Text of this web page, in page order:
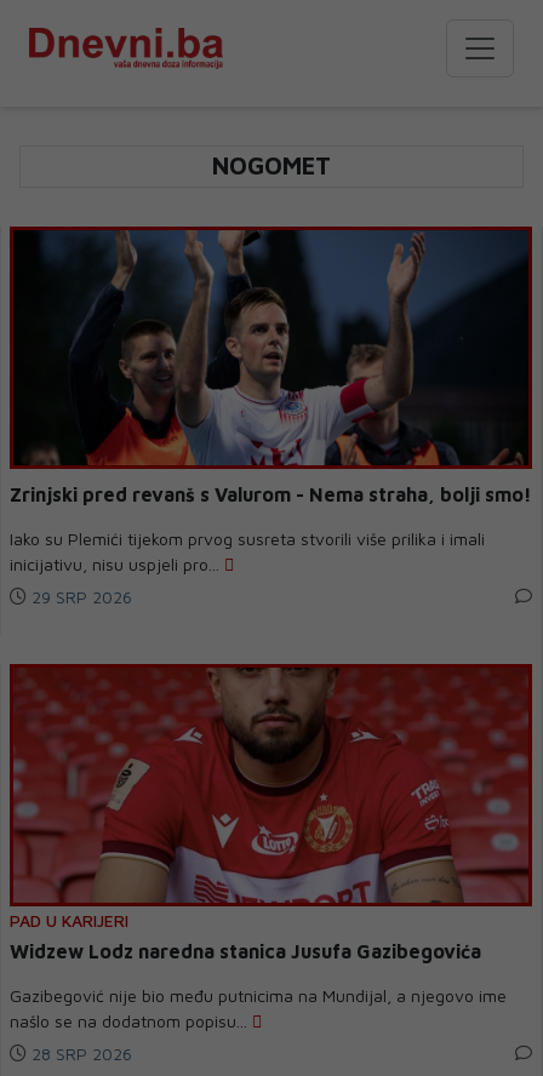
NOGOMET
Zrinjski pred revanš s Valurom - Nema straha, bolji smo!
Iako su Plemići tijekom prvog susreta stvorili više prilika i imali
inicijativu, nisu uspjeli pro...
29 SRP 2026
PAD U KARIJERI
Widzew Lodz naredna stanica Jusufa Gazibegovića
Gazibegović nije bio među putnicima na Mundijal, a njegovo ime
našlo se na dodatnom popisu...
28 SRP 2026